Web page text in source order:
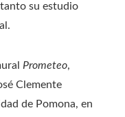
su estudio
Prometeo,
Clemente
de Pomona, en